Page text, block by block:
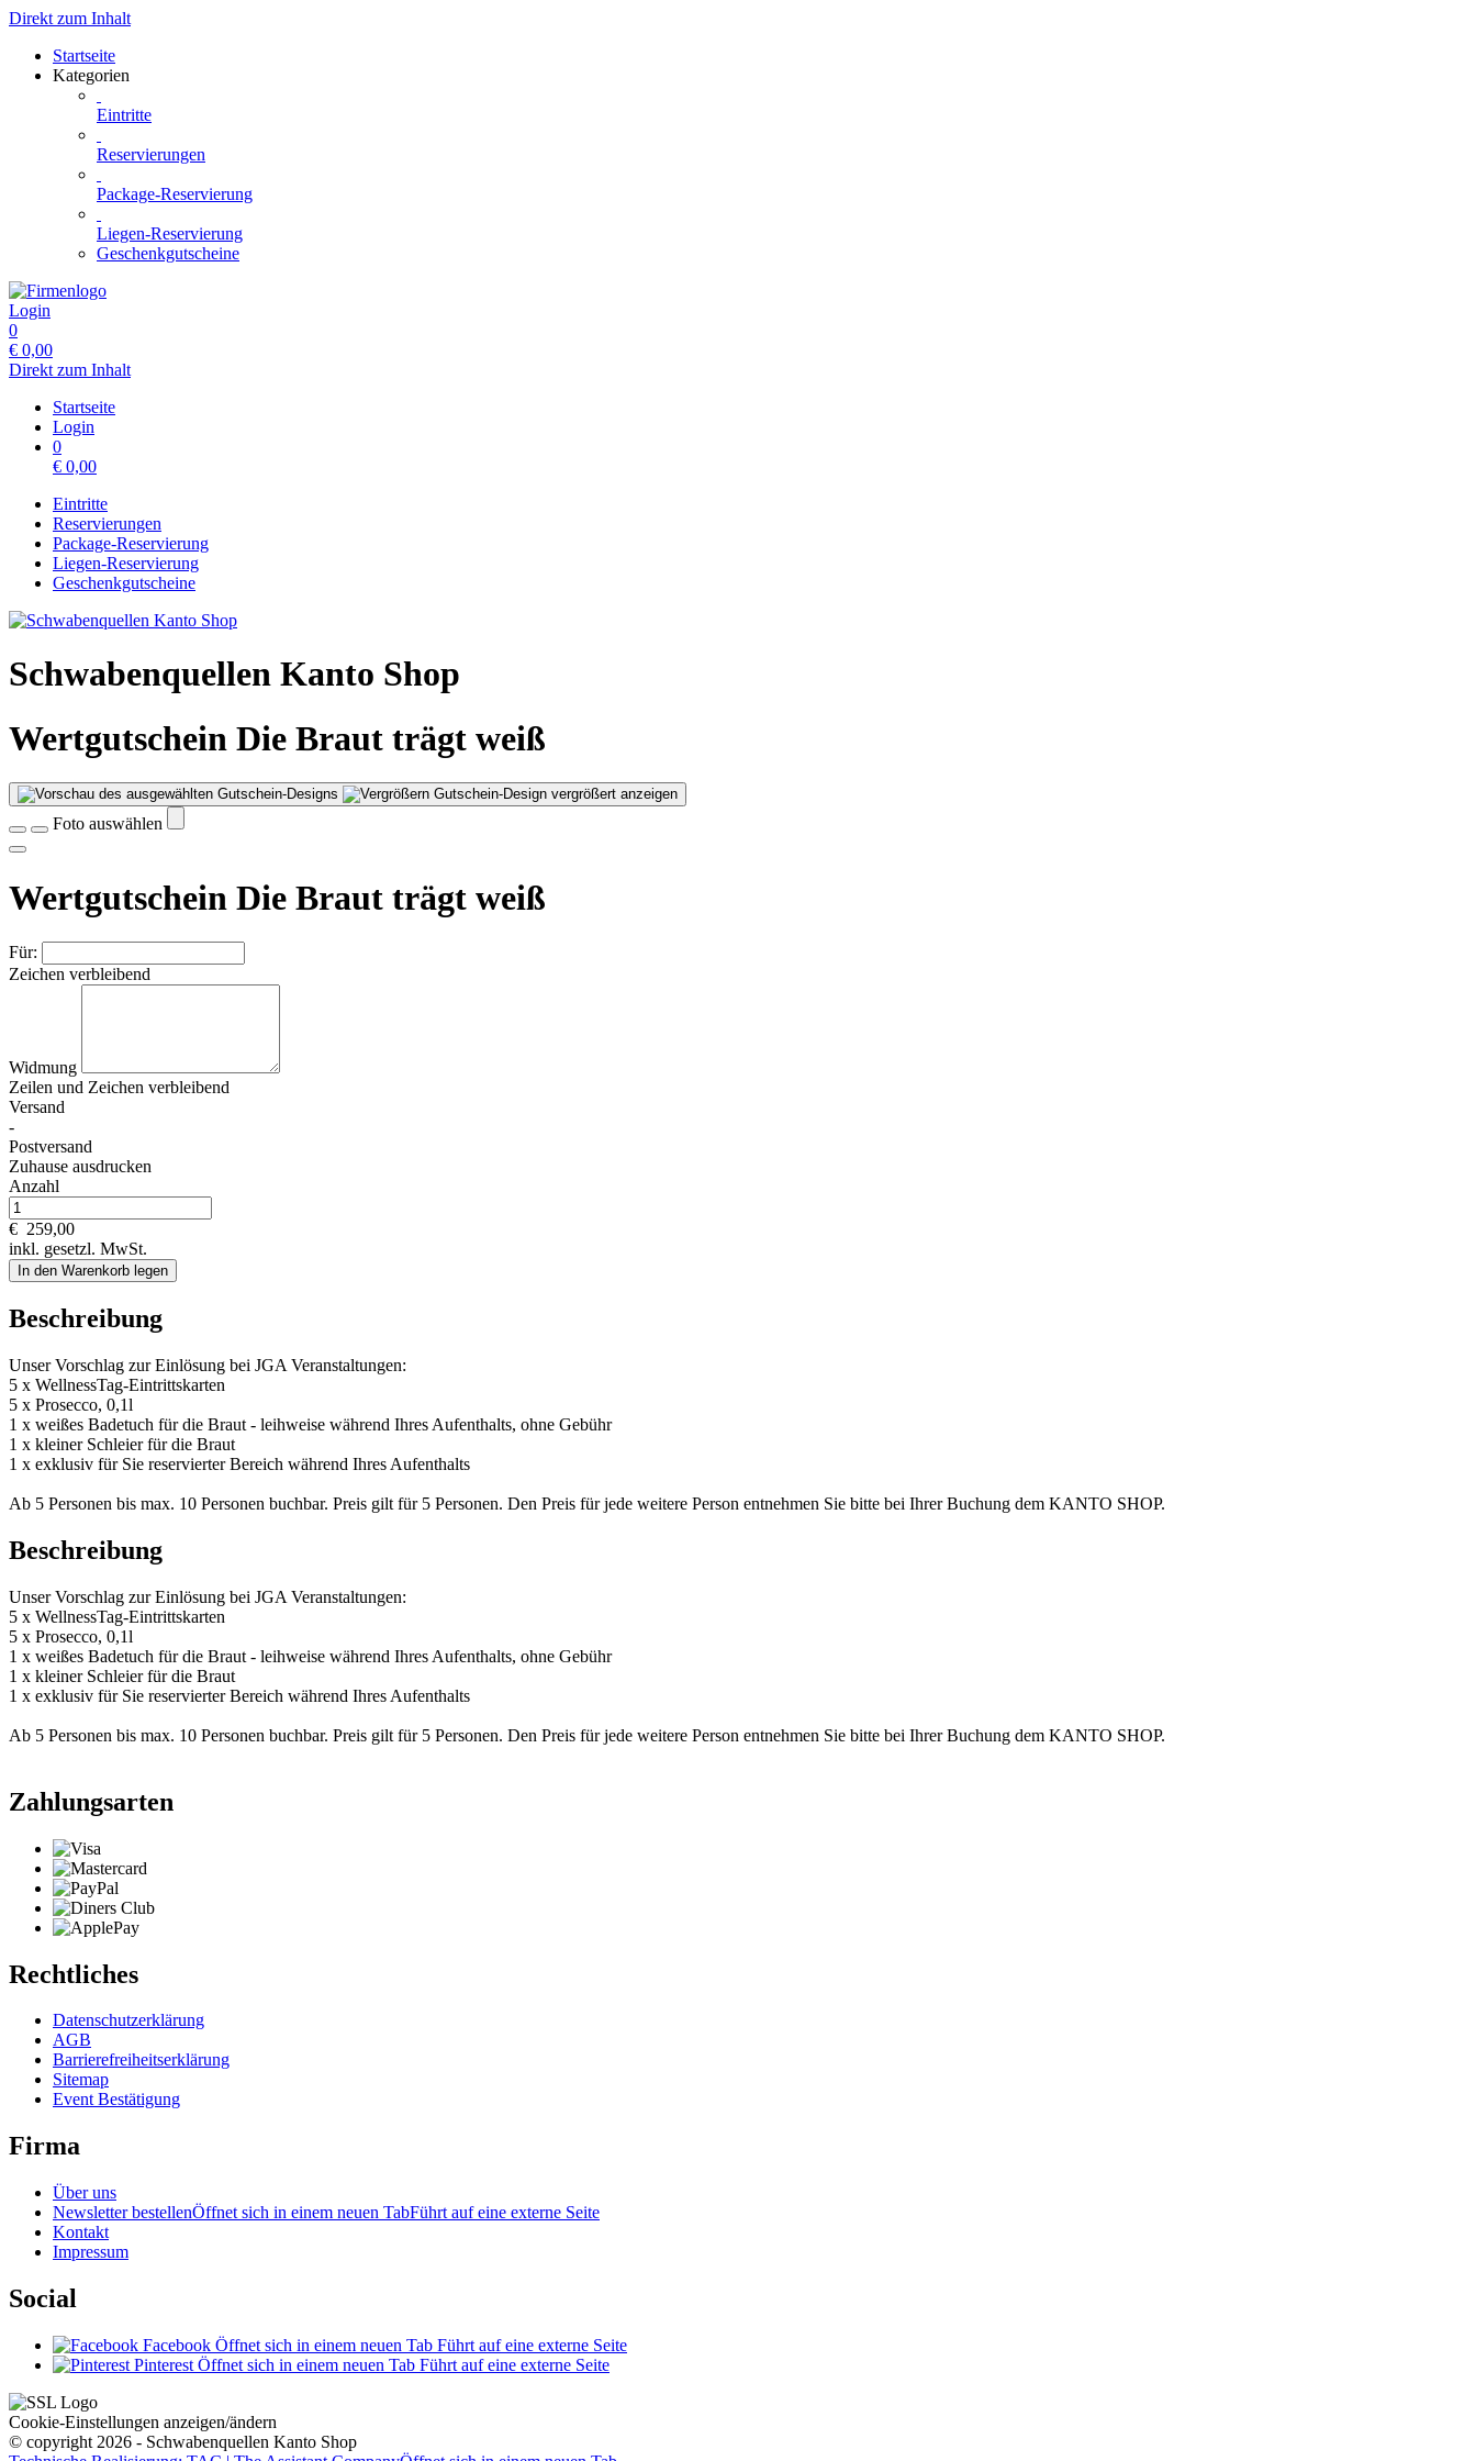
Direkt zum Inhalt
Startseite
Kategorien
Eintritte
Reservierungen
Package-Reservierung
Liegen-Reservierung
Geschenkgutscheine
Login
0
€ 0,00
Direkt zum Inhalt
Startseite
Login
0
€ 0,00
Eintritte
Reservierungen
Package-Reservierung
Liegen-Reservierung
Geschenkgutscheine
Schwabenquellen Kanto Shop
Wertgutschein Die Braut trägt weiß
Gutschein-Design vergrößert anzeigen
Foto auswählen
Wertgutschein Die Braut trägt weiß
Für:
Zeichen verbleibend
Widmung
Zeilen und Zeichen verbleibend
Versand
-
Postversand
Zuhause ausdrucken
Anzahl
€ 259,00
inkl. gesetzl. MwSt.
In den Warenkorb legen
Beschreibung
Unser Vorschlag zur Einlösung bei JGA Veranstaltungen:
5 x WellnessTag-Eintrittskarten
5 x Prosecco, 0,1l
1 x weißes Badetuch für die Braut - leihweise während Ihres Aufenthalts, ohne Gebühr
1 x kleiner Schleier für die Braut
1 x exklusiv für Sie reservierter Bereich während Ihres Aufenthalts
Ab 5 Personen bis max. 10 Personen buchbar. Preis gilt für 5 Personen. Den Preis für jede weitere Person entnehmen Sie bitte bei Ihrer Buchung dem KANTO SHOP.
Beschreibung
Unser Vorschlag zur Einlösung bei JGA Veranstaltungen:
5 x WellnessTag-Eintrittskarten
5 x Prosecco, 0,1l
1 x weißes Badetuch für die Braut - leihweise während Ihres Aufenthalts, ohne Gebühr
1 x kleiner Schleier für die Braut
1 x exklusiv für Sie reservierter Bereich während Ihres Aufenthalts
Ab 5 Personen bis max. 10 Personen buchbar. Preis gilt für 5 Personen. Den Preis für jede weitere Person entnehmen Sie bitte bei Ihrer Buchung dem KANTO SHOP.
Zahlungsarten
Rechtliches
Datenschutzerklärung
AGB
Barrierefreiheitserklärung
Sitemap
Event Bestätigung
Firma
Über uns
Newsletter bestellenÖffnet sich in einem neuen TabFührt auf eine externe Seite
Kontakt
Impressum
Social
Facebook Öffnet sich in einem neuen Tab Führt auf eine externe Seite
Pinterest Öffnet sich in einem neuen Tab Führt auf eine externe Seite
Cookie-Einstellungen anzeigen/ändern
© copyright 2026 - Schwabenquellen Kanto Shop